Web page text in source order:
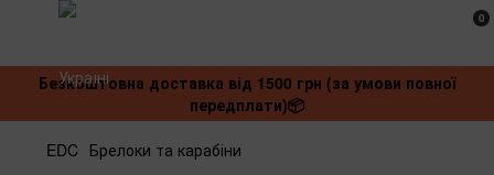
0
Безкоштовна доставка від 1500 грн (за умови повної
передплати)📦
EDC Брелоки та карабіни